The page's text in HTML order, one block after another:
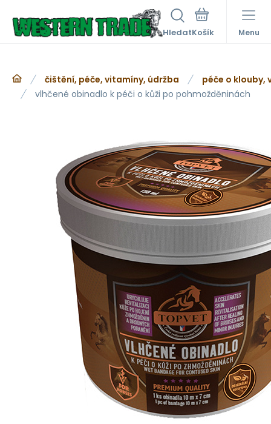
Hledat Menu
čištění, péče, vitamíny, údržba
péče o klouby,
vlhčené obinadlo k péči o kůži po pohmožděninách